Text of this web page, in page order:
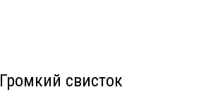
Громкий свисток